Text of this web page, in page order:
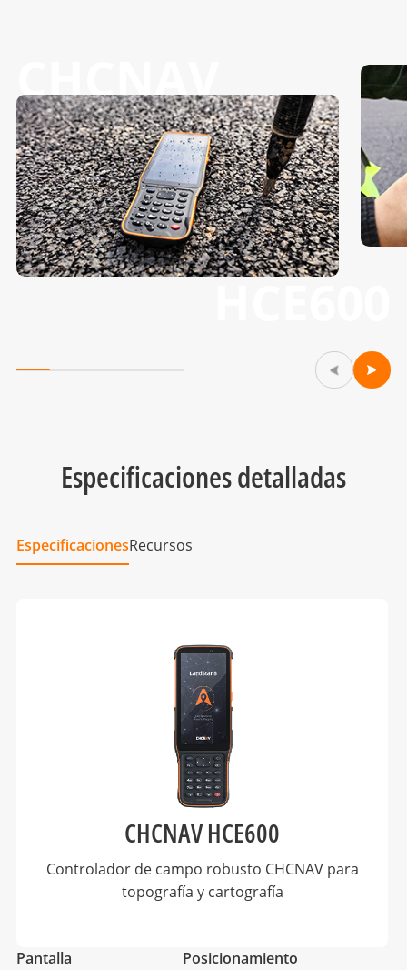
CHCNAV
Especificaciones detalladas
EspecificacionesRecursos
CHCNAV HCE600
Controlador de campo robusto CHCNAV para
topografía y cartografía
Pantalla Posicionamiento